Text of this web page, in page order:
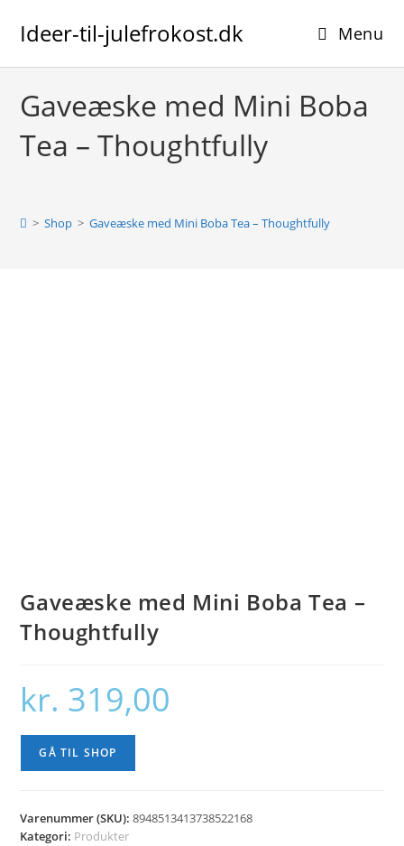
Ideer-til-julefrokost.dk Menu
Gaveæske med Mini Boba
Tea – Thoughtfully
> Shop > Gaveæske med Mini Boba Tea – Thoughtfully
Gaveæske med Mini Boba Tea –
Thoughtfully
kr. 319,00
GÅ TIL SHOP
Varenummer (SKU):8948513413738522168
Kategori: Produkter